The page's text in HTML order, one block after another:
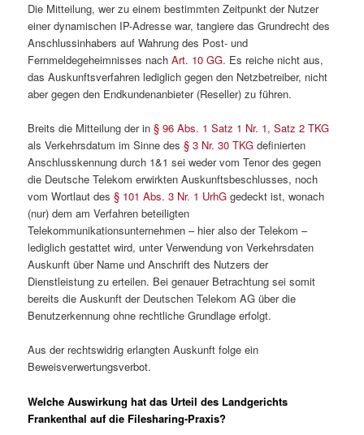
Die Mitteilung, wer zu einem bestimmten Zeitpunkt der Nutzer
einer dynamischen IP-Adresse war, tangiere das Grundrecht des
Anschlussinhabers auf Wahrung des Post- und
Fernmeldegeheimnisses nachArt. 10 GG. Es reiche nicht aus,
das Auskunftsverfahren lediglich gegen den Netzbetreiber, nicht
aber gegen den Endkundenanbieter (Reseller) zu führen.
Breits die Mitteilung der in§ 96 Abs. 1 Satz 1 Nr. 1, Satz 2 TKG
als Verkehrsdatum im Sinne des§ 3 Nr. 30 TKG definierten
Anschlusskennung durch 1&1 sei weder vom Tenor des gegen
die Deutsche Telekom erwirkten Auskunftsbeschlusses, noch
vom Wortlaut des§ 101 Abs. 3 Nr. 1 UrhG gedeckt ist, wonach
(nur) dem am Verfahren beteiligten
Telekommunikationsunternehmen – hier also der Telekom –
lediglich gestattet wird, unter Verwendung von Verkehrsdaten
Auskunft über Name und Anschrift des Nutzers der
Dienstleistung zu erteilen. Bei genauer Betrachtung sei somit
bereits die Auskunft der Deutschen Telekom AG über die
Benutzerkennung ohne rechtliche Grundlage erfolgt.
Aus der rechtswidrig erlangten Auskunft folge ein
Beweisverwertungsverbot.
Welche Auswirkung hat das Urteil des Landgerichts
Frankenthal auf die Filesharing-Praxis?